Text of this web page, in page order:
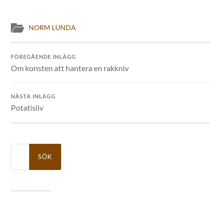
NORM LUNDA
FÖREGÅENDE INLÄGG
Om konsten att hantera en rakkniv
NÄSTA INLÄGG
Potatisliv